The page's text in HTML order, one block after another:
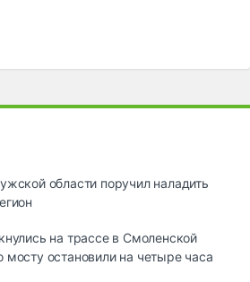
области поручил наладить
на трассе в Смоленской
мосту остановили на четыре часа